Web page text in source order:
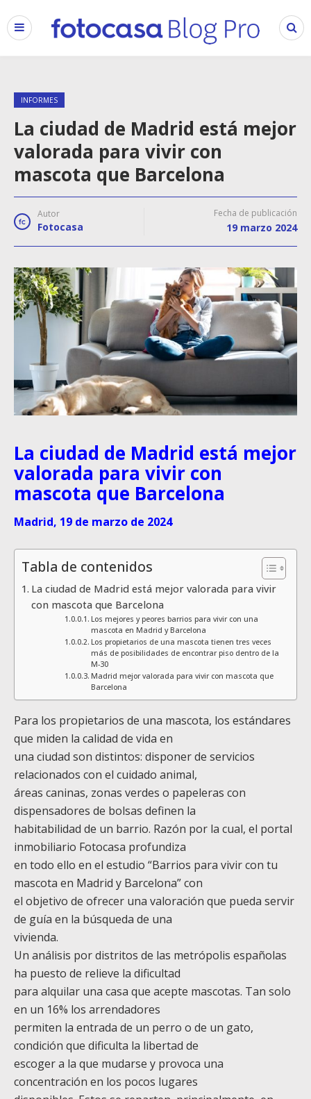
INFORMES
La ciudad de Madrid está mejor
valorada para vivir con
mascota que Barcelona
Autor
Fotocasa
Fecha de publicación
19 marzo 2024
La ciudad de Madrid está mejor
valorada para vivir con
mascota que Barcelona
Madrid, 19 de marzo de 2024
Tabla de contenidos
La ciudad de Madrid está mejor valorada para vivir
con mascota que Barcelona
Los mejores y peores barrios para vivir con una
mascota en Madrid y Barcelona
Los propietarios de una mascota tienen tres veces
más de posibilidades de encontrar piso dentro de la
M-30
Madrid mejor valorada para vivir con mascota que
Barcelona
Para los propietarios de una mascota, los estándares
que miden la calidad de vida en
una ciudad son distintos: disponer de servicios
relacionados con el cuidado animal,
áreas caninas, zonas verdes o papeleras con
dispensadores de bolsas definen la
habitabilidad de un barrio. Razón por la cual, el portal
inmobiliario Fotocasa profundiza
en todo ello en el estudio “Barrios para vivir con tu
mascota en Madrid y Barcelona” con
el objetivo de ofrecer una valoración que pueda servir
de guía en la búsqueda de una
vivienda.
Un análisis por distritos de las metrópolis españolas
ha puesto de relieve la dificultad
para alquilar una casa que acepte mascotas. Tan solo
en un 16% los arrendadores
permiten la entrada de un perro o de un gato,
condición que dificulta la libertad de
escoger a la que mudarse y provoca una
concentración en los pocos lugares